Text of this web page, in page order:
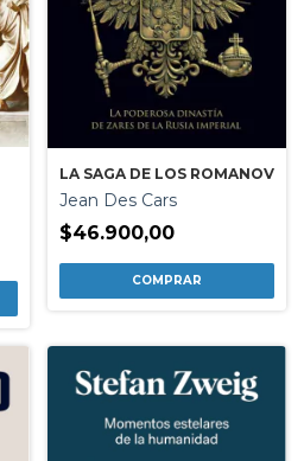
LA SAGA DE LOS ROMANOV
Jean Des Cars
$46.900,00